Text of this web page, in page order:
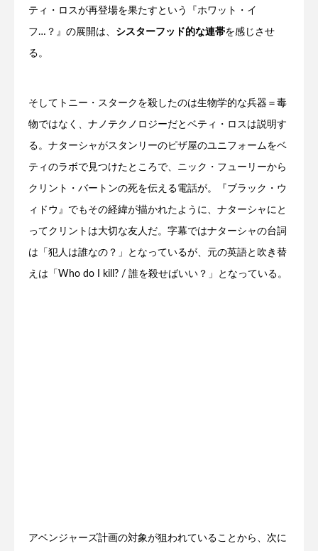
ティ・ロスが再登場を果たすという『ホワット・イ
フ…？』の展開は、 シスターフッド的な連帯を感じさせ
る。
そしてトニー・スタークを殺したのは生物学的な兵器＝毒
物ではなく、ナノテクノロジーだとベティ・ロスは説明す
る。ナターシャがスタンリーのピザ屋のユニフォームをベ
ティのラボで見つけたところで、ニック・フューリーから
クリント・バートンの死を伝える電話が。『ブラック・ウ
ィドウ』でもその経緯が描かれたように、ナターシャにと
ってクリントは大切な友人だ。字幕ではナターシャの台詞
は「犯人は誰なの？」となっているが、元の英語と吹き替
えは「Who do I kill? / 誰を殺せばいい？」となっている。
アベンジャーズ計画の対象が狙われていることから、次に